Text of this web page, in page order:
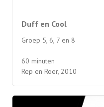
Duff en Cool
Groep 5, 6, 7 en 8
60 minuten
Rep en Roer, 2010